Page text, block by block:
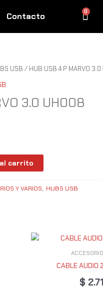
Contacto 0
Cart
USB / HUB USB 4 P MARVO
3.0 UH008
carrito
Y VARIOS, HUBS USB
CABLE AUDIO
$